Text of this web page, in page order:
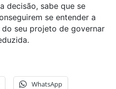
decisão, sabe que se
se entender a
seu projeto de governar
WhatsApp